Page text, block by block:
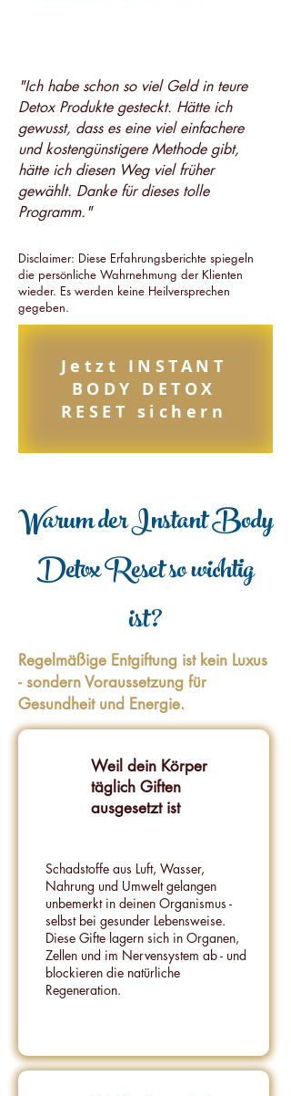
"Ich habe schon so viel Geld in teure
Detox Produkte gesteckt. Hätte ich
gewusst, dass es eine viel einfachere
und kostengünstigere Methode gibt,
hätte ich diesen Weg viel früher
gewählt. Danke für dieses tolle
Programm."
Disclaimer: Diese Erfahrungsberichte spiegeln
die persönliche Wahrnehmung der Klienten
wieder. Es werden keine Heilversprechen
gegeben.
Jetzt INSTANT
BODY DETOX
RESET sichern
Warum der Instant Body
Detox Reset so wichtig
ist?
Regelmäßige Entgiftung ist kein Luxus
- sondern Voraussetzung für
Gesundheit und Energie.
Weil dein Körper
täglich Giften
ausgesetzt ist
Schadstoffe aus Luft, Wasser,
Nahrung und Umwelt gelangen
unbemerkt in deinen Organismus -
selbst bei gesunder Lebensweise.
Diese Gifte lagern sich in Organen,
Zellen und im Nervensystem ab - und
blockieren die natürliche
Regeneration.